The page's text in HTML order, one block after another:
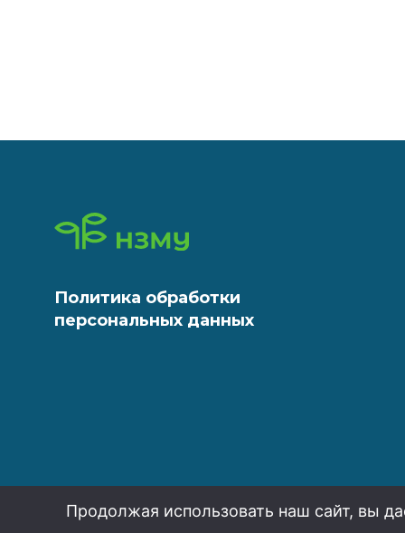
Политика обработки
персональных данных
Продолжая использовать наш сайт, вы